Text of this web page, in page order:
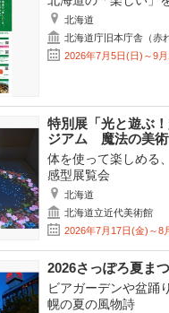
北海道
北海道庁旧本庁舎（赤
2026年7月5日(日)～9
特別展「光と遊ぶ
ジアム 魔法の美術
体を使って楽しめる
感型展覧会
北海道
北海道立近代美術館
2026年7月17日(金)～8
2026さっぽろ夏ま
ビアガーデンや盆踊
幌の夏の風物詩